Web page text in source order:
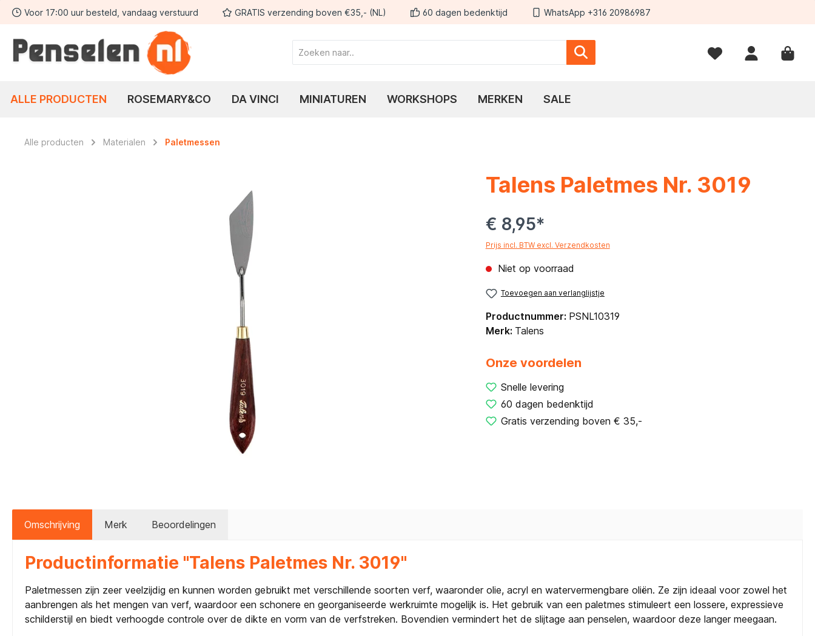
Ga naar de hoofdnavigatie
Voor 17:00 uur besteld, vandaag verstuurd GRATIS verzending boven €35,- (NL) 60 dagen bedenktijd WhatsApp +316 20986987
ALLE PRODUCTEN ROSEMARY&CO DA VINCI MINIATUREN WORKSHOPS MERKEN SALE
Alle producten Materialen Paletmessen
Talens Paletmes Nr. 3019
€ 8,95*
Prijs incl. BTW excl. Verzendkosten
Niet op voorraad
Toevoegen aan verlanglijstje
Productnummer: PSNL10319
Merk: Talens
Onze voordelen
Snelle levering
60 dagen bedenktijd
Gratis verzending boven € 35,-
Omschrijving Merk Beoordelingen
Productinformatie "Talens Paletmes Nr. 3019"
Paletmessen zijn zeer veelzijdig en kunnen worden gebruikt met verschillende soorten verf, waaronder olie, acryl en watervermengbare oliën. Ze zijn ideaal voor zowel het
aanbrengen als het mengen van verf, waardoor een schonere en georganiseerde werkruimte mogelijk is. Het gebruik van een paletmes stimuleert een lossere, expressieve
schilderstijl en biedt verhoogde controle over de dikte en vorm van de verfstreken. Bovendien vermindert het de slijtage aan penselen, waardoor deze langer meegaan.